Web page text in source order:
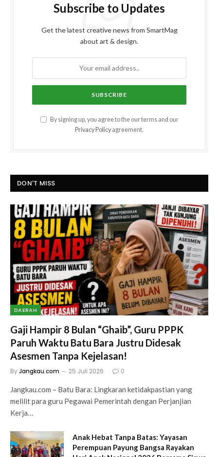
Subscribe to Updates
Get the latest creative news from SmartMag
about art & design.
By signing up, you agree to the our terms and our
Privacy Policy agreement.
DON'T MISS
DAERAH
Gaji Hampir 8 Bulan “Ghaib”, Guru PPPK
Paruh Waktu Batu Bara Justru Didesak
Asesmen Tanpa Kejelasan!
ByJangkau.com 25 Juli 2026 0
Jangkau.com – Batu Bara: Lingkaran ketidakpastian yang
melilit para guru Pegawai Pemerintah dengan Perjanjian
Kerja…
Anak Hebat Tanpa Batas: Yayasan
Perempuan Payung Bangsa Rayakan